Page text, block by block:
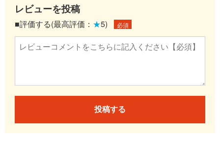
レビューを投稿
■評価する(最高評価： ★5) 必須
投稿する